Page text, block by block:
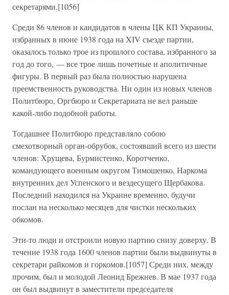
секретарями.[1056]
Среди 86 членов и кандидатов в члены ЦК КП Украины,
избранных в июне 1938 года на XIV съезде партии,
оказалось только трое из прошлого состава, избранного за
год до того, — все трое лишь почетные и аполитичные
фигуры. В первый раз была полностью нарушена
преемственность руководства. Ни один из новых членов
Политбюро, Оргбюро и Секретариата не вел раньше
какой-либо подобной работы.
Тогдашнее Политбюро представляло собою
смехотворный орган-обрубок, состоявший всего из шести
членов: Хрущева, Бурмистенко, Коротченко,
командующего военным округом Тимошенко, Наркома
внутренних дел Успенского и вездесущего Щербакова.
Последний находился на Украине временно, будучи
послан на несколько месяцев для чистки нескольких
обкомов.
Эти-то люди и отстроили новую партию снизу доверху. В
течение 1938 года 1600 членов партии были выдвинуты в
секретари райкомов и горкомов.[1057] Среди них, между
прочим, был и молодой Леонид Брежнев. В мае 1937 года
он был выдвинут в заместители председателя